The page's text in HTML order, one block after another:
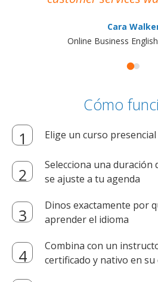
Cara
Online Business
Cómo
Elige un curso
Selecciona una duración
se ajuste a tu agenda
Dinos exactamente por
aprender el idioma
Combina con un
certificado y nativo en su